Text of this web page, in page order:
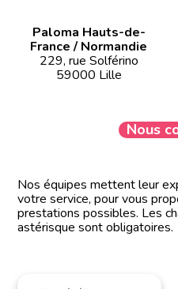
Paloma Hauts-de-
France / Normandie
229, rue Solférino
59000 Lille
Nous
Nos équipes mettent leur
votre service, pour vous
prestations possibles. Les
astérisque sont obligatoires.